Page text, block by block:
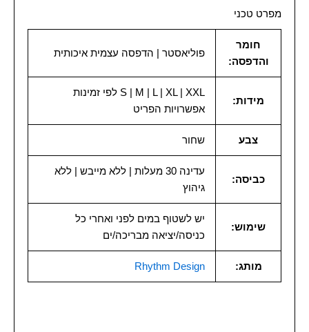
מפרט טכני
חומר
והדפסה:
פוליאסטר | הדפסה עצמית איכותית
מידות:
S | M | L | XL | XXL לפי זמינות
אפשרויות הפריט
צבע שחור
כביסה:
עדינה 30 מעלות | ללא מייבש | ללא
גיהוץ
שימוש:
יש לשטוף במים לפני ואחרי כל
כניסה/יציאה מבריכה/ים
מותג: Rhythm Design